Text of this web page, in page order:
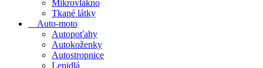
Mikrovlákno
Tkané látky
Auto-moto
Autopoťahy
Autokoženky
Autostropnice
Lepidlá